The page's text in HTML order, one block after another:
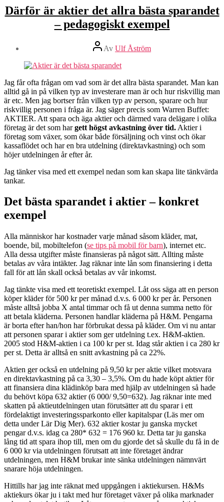
Därför är aktier det allra bästa sparandet
– pedagogiskt exempel
Inläggsförfattare
Av Ulf Åström
Jag får ofta frågan om vad som är det allra bästa sparandet. Man kan
alltid gå in på vilken typ av investerare man är och hur riskvillig man
är etc. Men jag bortser från vilken typ av person, sparare och hur
riskvillig personen i fråga är. Jag säger precis som Warren Buffet:
AKTIER. Att spara och äga aktier och därmed vara delägare i olika
företag är det som hargett högst avkastning över tid. Aktier i
företag som växer, som ökar både försäljning och vinst och ökar
kassaflödet och har en bra utdelning (direktavkastning) och som
höjer utdelningen år efter år.
Jag tänker visa med ett exempel nedan som kan skapa lite tänkvärda
tankar.
Det bästa sparandet i aktier – konkret
exempel
Alla människor har kostnader varje månad såsom kläder, mat,
boende, bil, mobiltelefon (se tips på mobil för barn), internet etc.
Alla dessa utgifter måste finansieras på något sätt. Allting måste
betalas av våra intäkter. Jag räknar inte lån som finansiering i detta
fall för att lån skall också betalas av vår inkomst.
Jag tänkte visa med ett teoretiskt exempel. Låt oss säga att en person
köper kläder för 500 kr per månad d.v.s. 6 000 kr per år. Personen
måste alltså jobba X antal timmar och få ut denna summa netto för
att betala kläderna. Personen handlar kläderna på H&M. Pengarna
är borta efter han/hon har förbrukat dessa på kläder. Om vi nu antar
att personen sparar i aktier som ger utdelning t.ex. H&M-aktien.
2005 stod H&M-aktien i ca 100 kr per st. Idag står aktien i ca 280 kr
per st. Detta är alltså en snitt avkastning på ca 22%.
Aktien ger också en utdelning på 9,50 kr per aktie vilket motsvara
en direktavkastning på ca 3,30 – 3,5%. Om du hade köpt aktier för
att finansiera dina klädinköp bara med hjälp av utdelningen så hade
du behövt köpa 632 aktier (6 000/ 9,50=632). Jag räknar inte med
skatten på aktieutdelningen utan förutsätter att du sparar i ett
fördelaktigt investeringssparkonto eller kapitalspar (Läs mer om
detta under Lär Dig Mer). 632 aktier kostar ju ganska mycket
pengar d.v.s. idag ca 280* 632 = 176 960 kr. Detta tar ju ganska
lång tid att spara ihop till, men om du gjorde det så skulle du få in de
6 000 kr via utdelningen förutsatt att inte företaget ändrar
utdelningen, men H&M brukar inte sänka utdelningen nämnvärt
snarare höja utdelningen.
Hittills har jag inte räknat med uppgången i aktiekursen. H&Ms
aktiekurs ökar ju i takt med hur företaget växer på olika marknader